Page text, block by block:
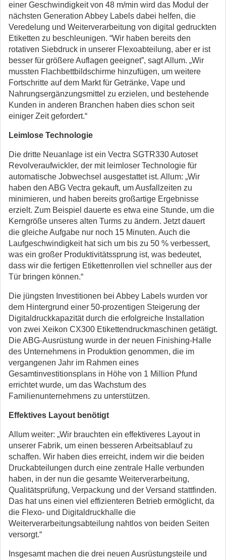
einer Geschwindigkeit von 48 m/min wird das Modul der
nächsten Generation Abbey Labels dabei helfen, die
Veredelung und Weiterverarbeitung von digital gedruckten
Etiketten zu beschleunigen. “Wir haben bereits den
rotativen Siebdruck in unserer Flexoabteilung, aber er ist
besser für größere Auflagen geeignet”, sagt Allum. „Wir
mussten Flachbettbildschirme hinzufügen, um weitere
Fortschritte auf dem Markt für Getränke, Vape und
Nahrungsergänzungsmittel zu erzielen, und bestehende
Kunden in anderen Branchen haben dies schon seit
einiger Zeit gefordert.“
Leimlose Technologie
Die dritte Neuanlage ist ein Vectra SGTR330 Autoset
Revolveraufwickler, der mit leimloser Technologie für
automatische Jobwechsel ausgestattet ist. Allum: „Wir
haben den ABG Vectra gekauft, um Ausfallzeiten zu
minimieren, und haben bereits großartige Ergebnisse
erzielt. Zum Beispiel dauerte es etwa eine Stunde, um die
Kerngröße unseres alten Turms zu ändern. Jetzt dauert
die gleiche Aufgabe nur noch 15 Minuten. Auch die
Laufgeschwindigkeit hat sich um bis zu 50 % verbessert,
was ein großer Produktivitätssprung ist, was bedeutet,
dass wir die fertigen Etikettenrollen viel schneller aus der
Tür bringen können.“
Die jüngsten Investitionen bei Abbey Labels wurden vor
dem Hintergrund einer 50-prozentigen Steigerung der
Digitaldruckkapazität durch die erfolgreiche Installation
von zwei Xeikon CX300 Etikettendruckmaschinen getätigt.
Die ABG-Ausrüstung wurde in der neuen Finishing-Halle
des Unternehmens in Produktion genommen, die im
vergangenen Jahr im Rahmen eines
Gesamtinvestitionsplans in Höhe von 1 Million Pfund
errichtet wurde, um das Wachstum des
Familienunternehmens zu unterstützen.
Effektives Layout benötigt
Allum weiter: „Wir brauchten ein effektiveres Layout in
unserer Fabrik, um einen besseren Arbeitsablauf zu
schaffen. Wir haben dies erreicht, indem wir die beiden
Druckabteilungen durch eine zentrale Halle verbunden
haben, in der nun die gesamte Weiterverarbeitung,
Qualitätsprüfung, Verpackung und der Versand stattfinden.
Das hat uns einen viel effizienteren Betrieb ermöglicht, da
die Flexo- und Digitaldruckhalle die
Weiterverarbeitungsabteilung nahtlos von beiden Seiten
versorgt.“
Insgesamt machen die drei neuen Ausrüstungsteile und